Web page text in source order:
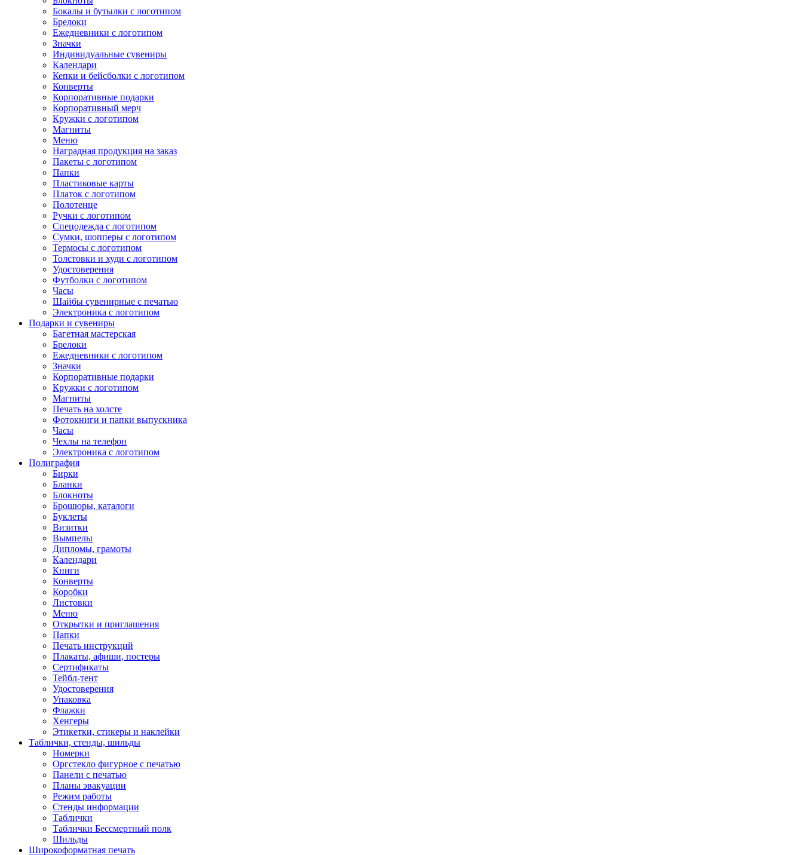
Бокалы и бутылки с логотипом
Брелоки
Ежедневники с логотипом
Значки
Индивидуальные сувениры
Календари
Кепки и бейсболки с логотипом
Конверты
Корпоративные подарки
Корпоративный мерч
Кружки с логотипом
Магниты
Меню
Наградная продукция на заказ
Пакеты с логотипом
Папки
Пластиковые карты
Платок с логотипом
Полотенце
Ручки с логотипом
Спецодежда с логотипом
Сумки, шопперы с логотипом
Термосы с логотипом
Толстовки и худи с логотипом
Удостоверения
Футболки с логотипом
Часы
Шайбы сувенирные с печатью
Электроника с логотипом
Подарки и сувениры
Багетная мастерская
Брелоки
Ежедневники с логотипом
Значки
Корпоративные подарки
Кружки с логотипом
Магниты
Печать на холсте
Фотокниги и папки выпускника
Часы
Чехлы на телефон
Электроника с логотипом
Полиграфия
Бирки
Бланки
Блокноты
Брошюры, каталоги
Буклеты
Визитки
Вымпелы
Дипломы, грамоты
Календари
Книги
Конверты
Коробки
Листовки
Меню
Открытки и приглашения
Папки
Печать инструкций
Плакаты, афиши, постеры
Сертификаты
Тейбл-тент
Удостоверения
Упаковка
Флажки
Хенгеры
Этикетки, стикеры и наклейки
Таблички, стенды, шильды
Номерки
Оргстекло фигурное с печатью
Панели с печатью
Планы эвакуации
Режим работы
Стенды информации
Таблички
Таблички Бессмертный полк
Шильды
Широкоформатная печать